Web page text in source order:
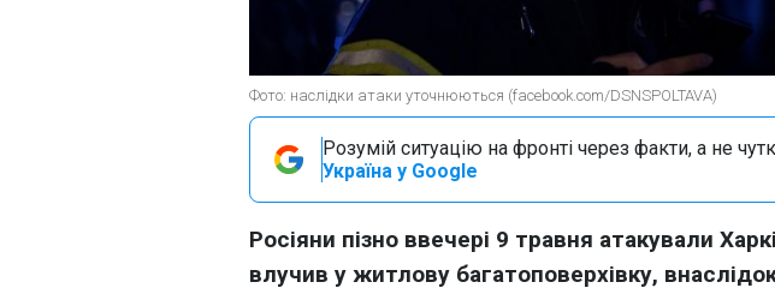
Фото: наслідки атаки уточнюються (facebook.com/DSNSPOLTAVA)
Розумій ситуацію на фронті через факти, а не
Україна у Google
Росіяни пізно ввечері 9 травня атакували
влучив у житлову багатоповерхівку,